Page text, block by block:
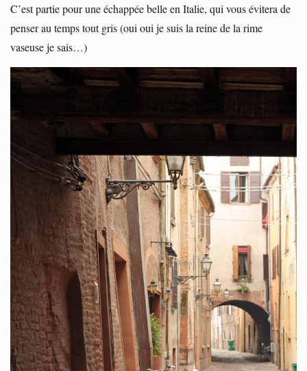
C’est partie pour une échappée belle en Italie, qui vous évitera de
penser au temps tout gris (oui oui je suis la reine de la rime
vaseuse je sais…)